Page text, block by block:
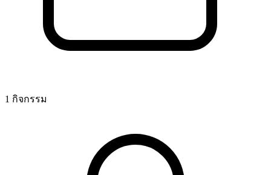
1 กิจกรรม